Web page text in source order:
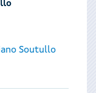
Soutullo